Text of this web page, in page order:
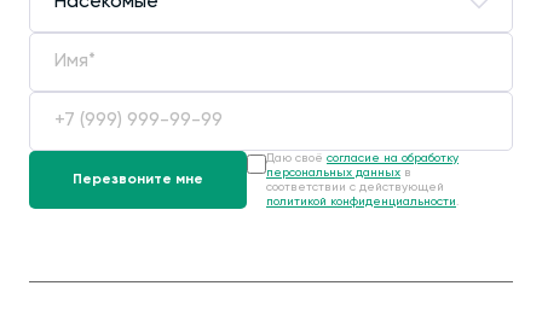
Даю своё согласие на обработку
персональных данных в
соответствии с действующей
политикой конфиденциальности .